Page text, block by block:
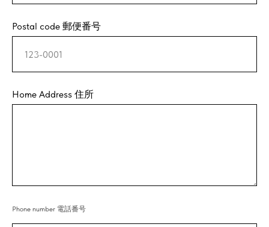
Postal code 郵便番号
Home Address 住所
Phone number 電話番号